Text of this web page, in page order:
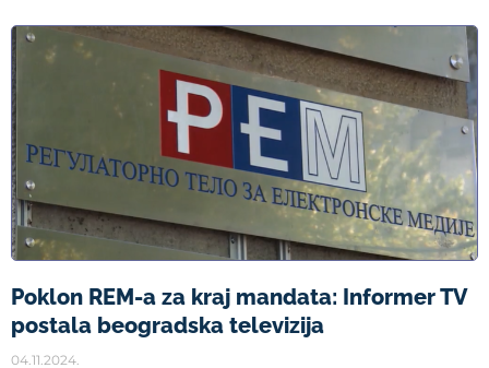
Poklon REM-a za kraj mandata: Informer TV
postala beogradska televizija
04.11.2024.